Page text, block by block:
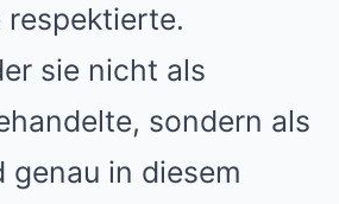
respektierte.
sie nicht als
sondern als
genau in diesem